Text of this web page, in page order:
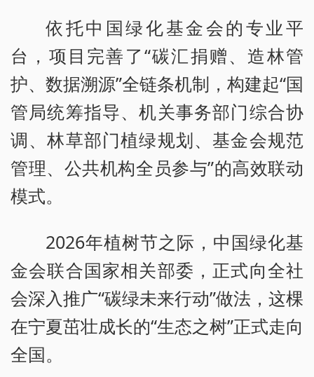
依托中国绿化基金会的专业平
台，项目完善了“碳汇捐赠、造林管
护、数据溯源”全链条机制，构建起“国
管局统筹指导、机关事务部门综合协
调、林草部门植绿规划、基金会规范
管理、公共机构全员参与”的高效联动
模式。
2026年植树节之际，中国绿化基
金会联合国家相关部委，正式向全社
会深入推广“碳绿未来行动”做法，这棵
在宁夏茁壮成长的“生态之树”正式走向
全国。